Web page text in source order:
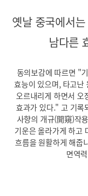
옛날 중국에서
남다른
동의보감에 따르면 "
효능이 있으며, 타고난
오르내리게 하면서 오
효과가 있다." 고 기록
사향의 개규(開窺)작
기운은 올라가게 하고
흐름을 원활하게 해줍
면역